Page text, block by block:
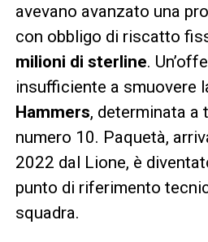
avevano avanzato una
con obbligo di riscatto
milioni di sterline.
insufficiente a smuovere
Hammers, determinata a
numero 10. Paquetà,
2022 dal Lione, è
punto di riferimento
squadra.